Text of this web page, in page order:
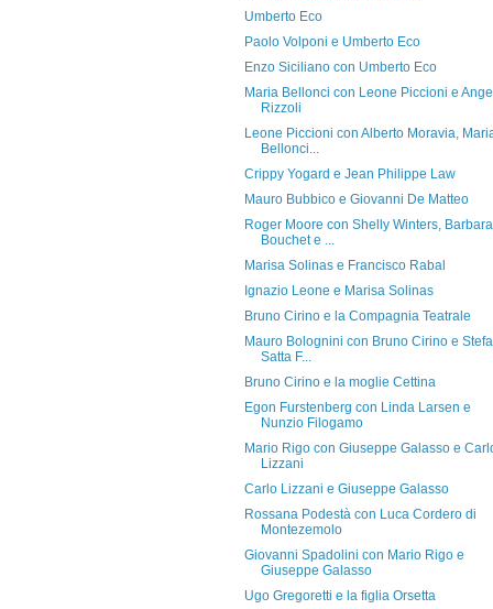
Umberto Eco
Paolo Volponi e Umberto Eco
Enzo Siciliano con Umberto Eco
Maria Bellonci con Leone Piccioni e
Rizzoli
Leone Piccioni con Alberto Moravia,
Bellonci...
Crippy Yogard e Jean Philippe Law
Mauro Bubbico e Giovanni De Matteo
Roger Moore con Shelly Winters, Barbara
Bouchet e ...
Marisa Solinas e Francisco Rabal
Ignazio Leone e Marisa Solinas
Bruno Cirino e la Compagnia Teatrale
Mauro Bolognini con Bruno Cirino e
Satta F...
Bruno Cirino e la moglie Cettina
Egon Furstenberg con Linda Larsen e
Nunzio Filogamo
Mario Rigo con Giuseppe Galasso e
Lizzani
Carlo Lizzani e Giuseppe Galasso
Rossana Podestà con Luca Cordero di
Montezemolo
Giovanni Spadolini con Mario Rigo e
Giuseppe Galasso
Ugo Gregoretti e la figlia Orsetta